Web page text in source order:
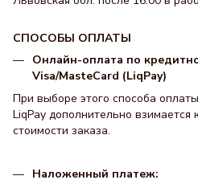
СПОСОБЫ ОПЛАТЫ
Онлайн-оплата по
Visa/MasteCard (LiqPay)
При выборе этого способа
LiqPay дополнительно взимается
стоимости заказа.
Наложенный платеж: